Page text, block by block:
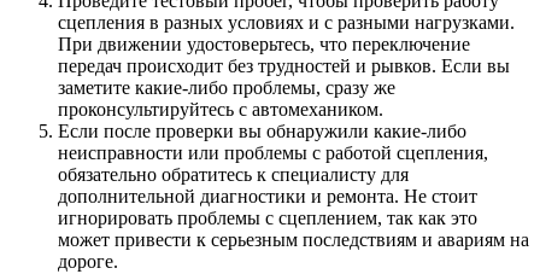
сцепления в разных условиях и с разными нагрузками.
При движении удостоверьтесь, что переключение
передач происходит без трудностей и рывков. Если вы
заметите какие-либо проблемы, сразу же
проконсультируйтесь с автомехаником.
Если после проверки вы обнаружили какие-либо
неисправности или проблемы с работой сцепления,
обязательно обратитесь к специалисту для
дополнительной диагностики и ремонта. Не стоит
игнорировать проблемы с сцеплением, так как это
может привести к серьезным последствиям и авариям на
дороге.